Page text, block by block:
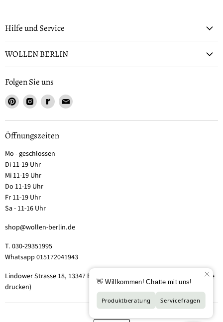
Hilfe und Service
WOLLEN BERLIN
Folgen Sie uns
Öffnungszeiten
Mo - geschlossen
Di 11-19 Uhr
Mi 11-19 Uhr
Do 11-19 Uhr
Fr 11-19 Uhr
Sa - 11-16 Uhr
shop@wollen-berlin.de
T. 030-29351995
Whatsapp 015172041943
Lindower Strasse 18, 13347 Berlin-Wedding (Hof 2, Aufgang 5 - Tor bitte
drucken)